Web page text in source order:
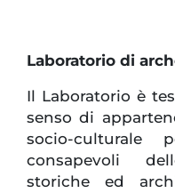
Laboratorio di
Il Laboratorio è
senso di
socio-culturale
consapevoli
storiche ed